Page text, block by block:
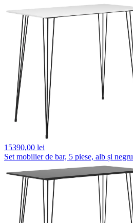
15390,00 lei
Set mobilier de bar, 5 piese, alb și negru